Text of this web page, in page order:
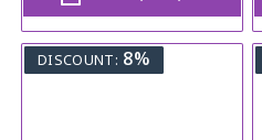
DISCOUNT: 8%